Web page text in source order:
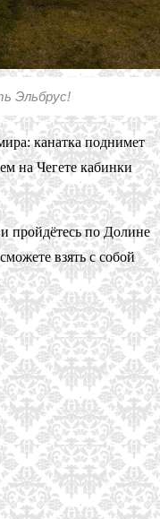
Эльбрус!
канатка поднимет
на Чегете кабинки
пройдётесь по Долине
взять с собой